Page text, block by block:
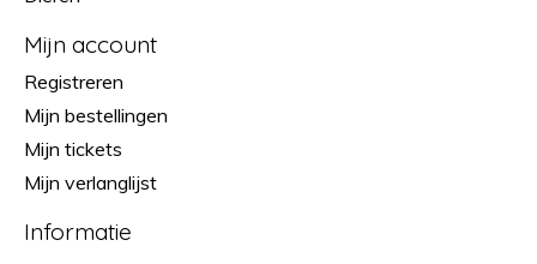
Mijn account
Registreren
Mijn bestellingen
Mijn tickets
Mijn verlanglijst
Informatie